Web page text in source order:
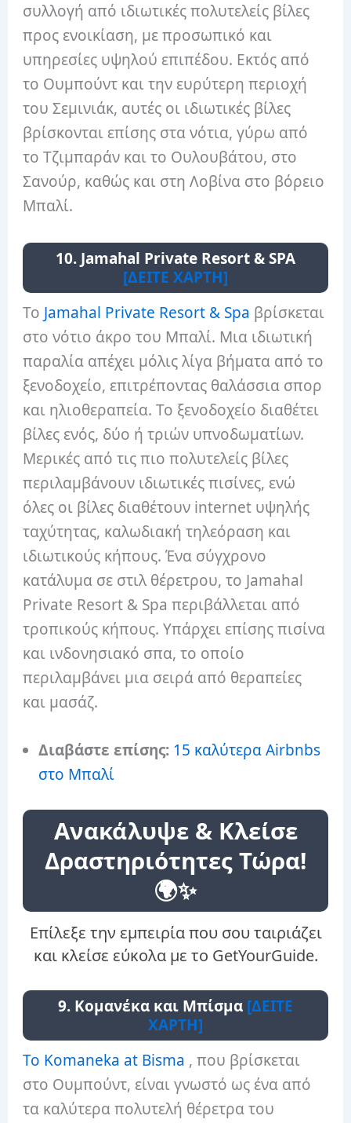
συλλογή από ιδιωτικές πολυτελείς βίλες
προς ενοικίαση, με προσωπικό και
υπηρεσίες υψηλού επιπέδου. Εκτός από
το Ουμπούντ και την ευρύτερη περιοχή
του Σεμινιάκ, αυτές οι ιδιωτικές βίλες
βρίσκονται επίσης στα νότια, γύρω από
το Τζιμπαράν και το Ουλουβάτου, στο
Σανούρ, καθώς και στη Λοβίνα στο βόρειο
Μπαλί.
10. Jamahal Private Resort & SPA
[ΔΕΙΤΕ ΧΑΡΤΗ]
Το Jamahal Private Resort & Spa βρίσκεται
στο νότιο άκρο του Μπαλί. Μια ιδιωτική
παραλία απέχει μόλις λίγα βήματα από το
ξενοδοχείο, επιτρέποντας θαλάσσια σπορ
και ηλιοθεραπεία. Το ξενοδοχείο διαθέτει
βίλες ενός, δύο ή τριών υπνοδωματίων.
Μερικές από τις πιο πολυτελείς βίλες
περιλαμβάνουν ιδιωτικές πισίνες, ενώ
όλες οι βίλες διαθέτουν internet υψηλής
ταχύτητας, καλωδιακή τηλεόραση και
ιδιωτικούς κήπους. Ένα σύγχρονο
κατάλυμα σε στιλ θέρετρου, το Jamahal
Private Resort & Spa περιβάλλεται από
τροπικούς κήπους. Υπάρχει επίσης πισίνα
και ινδονησιακό σπα, το οποίο
περιλαμβάνει μια σειρά από θεραπείες
και μασάζ.
Διαβάστε επίσης: 15 καλύτερα Airbnbs
στο Μπαλί
Ανακάλυψε & Κλείσε
Δραστηριότητες Τώρα!
🌍✨
Επίλεξε την εμπειρία που σου ταιριάζει
και κλείσε εύκολα με το GetYourGuide.
9. Κομανέκα και Μπίσμα [ΔΕΙΤΕ
ΧΑΡΤΗ]
Το Komaneka at Bisma , που βρίσκεται
στο Ουμπούντ, είναι γνωστό ως ένα από
τα καλύτερα πολυτελή θέρετρα του